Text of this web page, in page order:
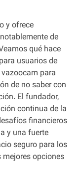
y ofrece
de
qué hace
usuarios de
para
de no saber con
El fundador,
continua de la
financieros
y una fuerte
seguro para los
opciones